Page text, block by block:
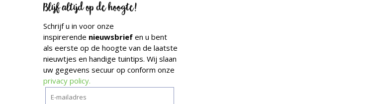
Blijf altijd op de hoogte!
Schrijf u in voor onze
inspirerende nieuwsbrief en u bent
als eerste op de hoogte van de laatste
nieuwtjes en handige tuintips. Wij slaan
uw gegevens secuur op conform onze
privacy policy.